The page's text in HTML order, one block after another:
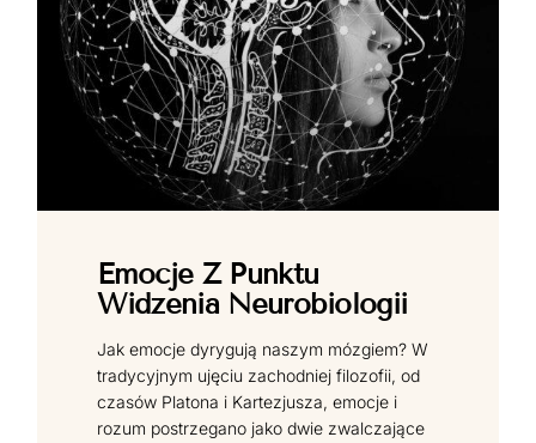
Emocje Z Punktu
Widzenia Neurobiologii
Jak emocje dyrygują naszym mózgiem? W
tradycyjnym ujęciu zachodniej filozofii, od
czasów Platona i Kartezjusza, emocje i
rozum postrzegano jako dwie zwalczające